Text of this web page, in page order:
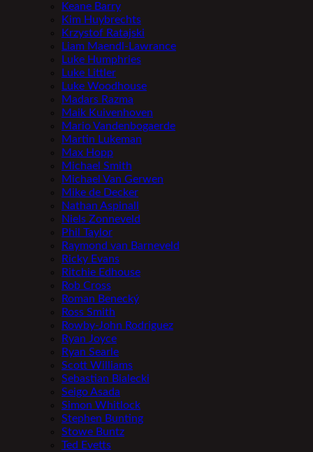
Keane Barry
Kim Huybrechts
Krzystof Ratajski
Liam Maendl-Lawrance
Luke Humphries
Luke Littler
Luke Woodhouse
Madars Razma
Maik Kuivenhoven
Mario Vandenbogaerde
Martin Lukeman
Max Hopp
Michael Smith
Michael Van Gerwen
Mike de Decker
Nathan Aspinall
Niels Zonneveld
Phil Taylor
Raymond van Barneveld
Ricky Evans
Ritchie Edhouse
Rob Cross
Roman Benecký
Ross Smith
Rowby-John Rodriguez
Ryan Joyce
Ryan Searle
Scott Williams
Sebastian Bialecki
Seigo Asada
Simon Whitlock
Stephen Bunting
Stowe Buntz
Ted Evetts